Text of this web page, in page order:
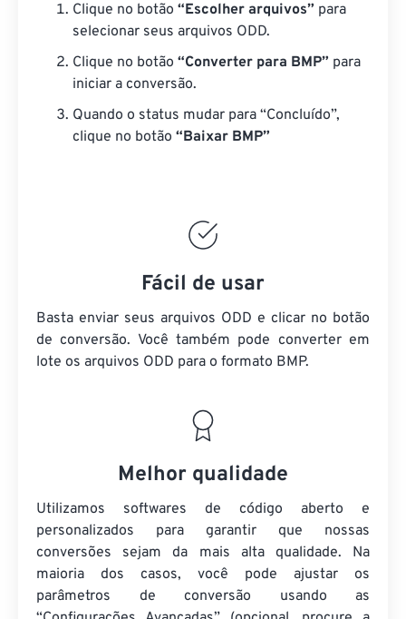
Clique no botão “Escolher arquivos” para
selecionar seus arquivos ODD.
Clique no botão “Converter para BMP” para
iniciar a conversão.
Quando o status mudar para “Concluído”,
clique no botão “Baixar BMP”
Fácil de usar
Basta enviar seus arquivos ODD e clicar no botão
de conversão. Você também pode converter em
lote os arquivos ODD para o formato BMP.
Melhor qualidade
Utilizamos softwares de código aberto e
personalizados para garantir que nossas
conversões sejam da mais alta qualidade. Na
maioria dos casos, você pode ajustar os
parâmetros de conversão usando as